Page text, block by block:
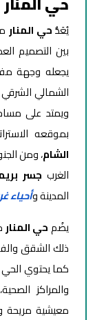
يُعَدُّحي المنار
بين التصميم
يجعله وجهة
الشمالي
ويمتد على
بموقعه
الشام، ومن
الغرب جسر
المدينة وأحياء
يضُمحي المنار
ذلك الشقق
كما يحتوي الحي
والمراكز
معيشية مريحة